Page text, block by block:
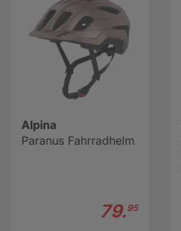
Alpina
Paranus Fahrradhelm
79.95